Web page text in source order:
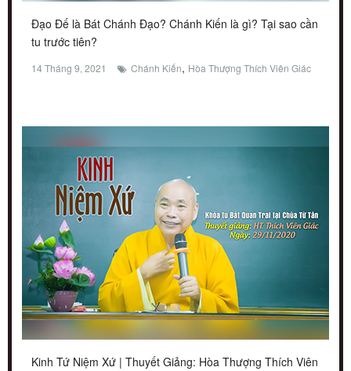
Đạo Đế là Bát Chánh Đạo? Chánh Kiến là gì? Tại sao cần
tu trước tiên?
14 Tháng 9, 2021 Chánh Kiến, Hòa Thượng Thích Viên Giác
Kinh Tứ Niệm Xứ | Thuyết Giảng: Hòa Thượng Thích Viên